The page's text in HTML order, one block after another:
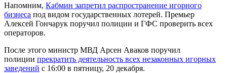
Напомним, Кабмин запретил распространение игорного
бизнеса под видом государственных лотерей. Премьер
Алексей Гончарук поручил полиции и ГФС проверить всех
операторов.
После этого министр МВД Арсен Аваков поручил
полиции прекратить деятельность всех незаконных игорных
заведений с 16:00 в пятницу, 20 декабря.